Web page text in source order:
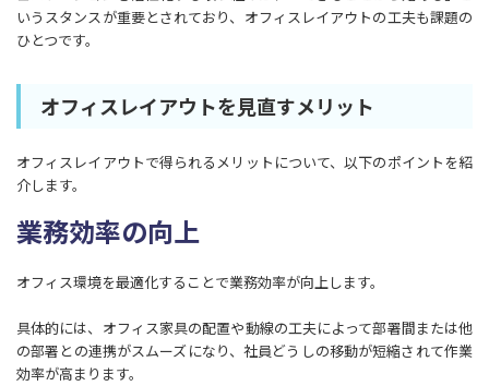
いうスタンスが重要とされており、オフィスレイアウトの工夫も課題の
ひとつです。
​​オフィスレイアウトを見直すメリット
オフィスレイアウトで得られるメリットについて、以下のポイントを紹
介します。
業務効率の向上
オフィス環境を最適化することで業務効率が向上します。
具体的には、オフィス家具の配置や動線の工夫によって部署間または他
の部署との連携がスムーズになり、社員どうしの移動が短縮されて作業
効率が高まります。